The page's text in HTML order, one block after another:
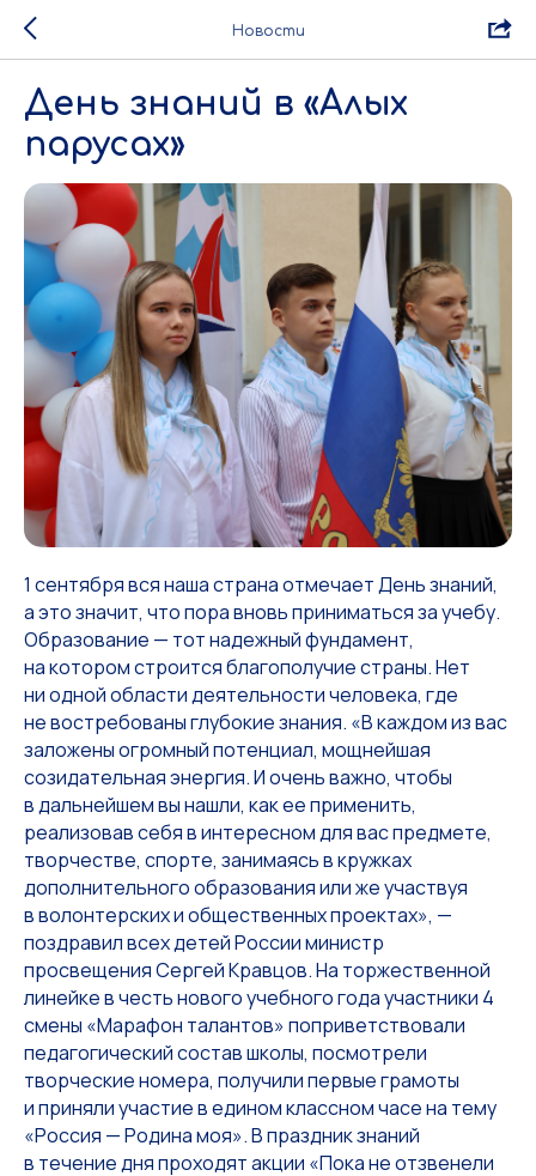
Новости
День знаний в «Алых
парусах»
1 сентября вся наша страна отмечает День знаний,
а это значит, что пора вновь приниматься за учебу.
Образование — тот надежный фундамент,
на котором строится благополучие страны. Нет
ни одной области деятельности человека, где
не востребованы глубокие знания. «В каждом из вас
заложены огромный потенциал, мощнейшая
созидательная энергия. И очень важно, чтобы
в дальнейшем вы нашли, как ее применить,
реализовав себя в интересном для вас предмете,
творчестве, спорте, занимаясь в кружках
дополнительного образования или же участвуя
в волонтерских и общественных проектах», —
поздравил всех детей России министр
просвещения Сергей Кравцов. На торжественной
линейке в честь нового учебного года участники 4
смены «Марафон талантов» поприветствовали
педагогический состав школы, посмотрели
творческие номера, получили первые грамоты
и приняли участие в едином классном часе на тему
«Россия — Родина моя». В праздник знаний
в течение дня проходят акции «Пока не отзвенели